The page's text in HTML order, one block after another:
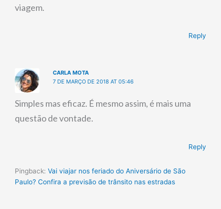
viagem.
Reply
CARLA MOTA
7 DE MARÇO DE 2018 AT 05:46
Simples mas eficaz. É mesmo assim, é mais uma
questão de vontade.
Reply
Pingback: Vai viajar nos feriado do Aniversário de São
Paulo? Confira a previsão de trânsito nas estradas